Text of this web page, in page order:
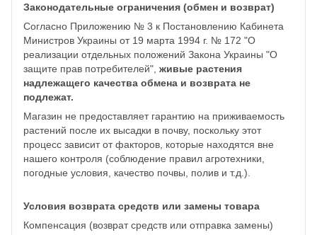
Законодательные ограничения (обмен и возврат)
Согласно Приложению № 3 к Постановлению Кабинета
Министров Украины от 19 марта 1994 г. № 172 "О
реализации отдельных положений Закона Украины "О
защите прав потребителей", живые растения
надлежащего качества обмена и возврата не
подлежат.
Магазин не предоставляет гарантию на приживаемость
растений после их высадки в почву, поскольку этот
процесс зависит от факторов, которые находятся вне
нашего контроля (соблюдение правил агротехники,
погодные условия, качество почвы, полив и т.д.).
Условия возврата средств или замены товара
Компенсация (возврат средств или отправка замены)